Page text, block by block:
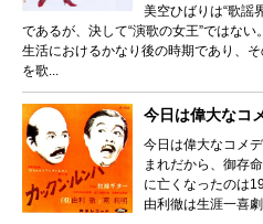
美空ひばりは“歌謡
であるが、決して“演歌の女王”ではな
生活におけるかなり後の時期であり、
を歌...
今日は偉大なコ
今日は偉大なコメ
まれだから、御存
に亡くなったのは
由利徹は生涯一喜